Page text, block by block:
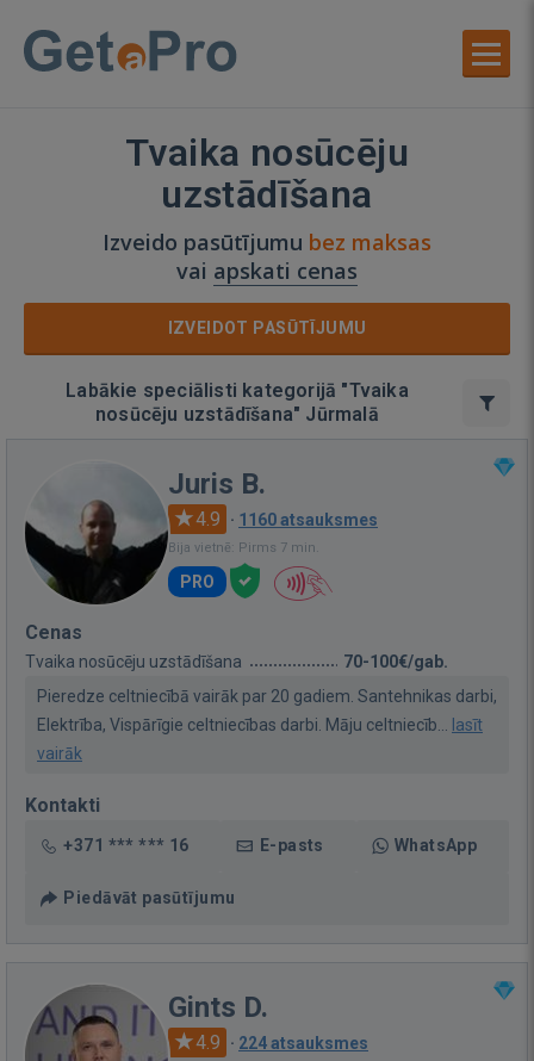
Tvaika nosūcēju
uzstādīšana
Izveido pasūtījumu bez maksas
vai apskati cenas
IZVEIDOT PASŪTĪJUMU
Labākie speciālisti kategorijā "Tvaika
nosūcēju uzstādīšana" Jūrmalā
Juris B.
4.9 · 1160 atsauksmes
Bija vietnē: Pirms 7 min.
PRO
Cenas
Tvaika nosūcēju uzstādīšana
70-100€/gab.
Pieredze celtniecībā vairāk par 20 gadiem. Santehnikas darbi,
Elektrība, Vispārīgie celtniecības darbi. Māju celtniecīb...
lasīt
vairāk
Kontakti
+371 *** *** 16 E-pasts WhatsApp
Piedāvāt pasūtījumu
Gints D.
4.9 · 224 atsauksmes